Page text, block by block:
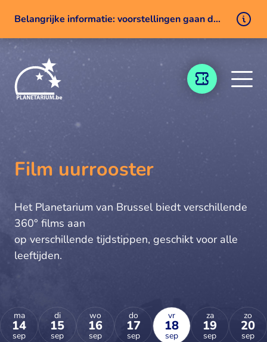
Belangrijke informatie: voorstellingen gaan door ondanks een technisch probleem
TICKETING
Film uurrooster
Het Planetarium van Brussel biedt verschillende
360° films aan
op verschillende tijdstippen, geschikt voor alle
leeftijden.
ma
14
sep
di
15
sep
wo
16
sep
do
17
sep
vr
18
sep
za
19
sep
zo
20
sep